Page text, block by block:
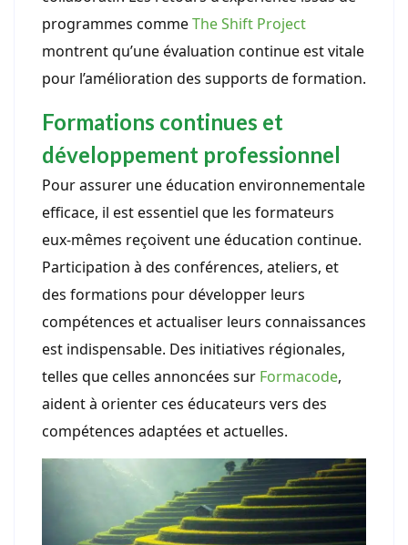
programmes commeThe Shift Project
montrent qu’une évaluation continue est vitale
pour l’amélioration des supports de formation.
Formations continues et
développement professionnel
Pour assurer une éducation environnementale
efficace, il est essentiel que les formateurs
eux-mêmes reçoivent une éducation continue.
Participation à des conférences, ateliers, et
des formations pour développer leurs
compétences et actualiser leurs connaissances
est indispensable. Des initiatives régionales,
telles que celles annoncées sur Formacode,
aident à orienter ces éducateurs vers des
compétences adaptées et actuelles.